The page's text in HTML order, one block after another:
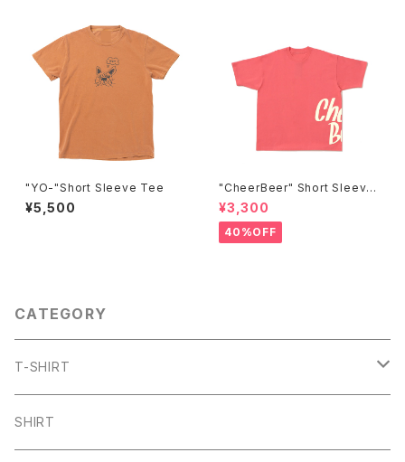
"YO-"Short Sleeve Tee
¥5,500
"CheerBeer" Short Sleeve
Tee
¥3,300
40%OFF
CATEGORY
T-SHIRT
ARCH
SHIRT